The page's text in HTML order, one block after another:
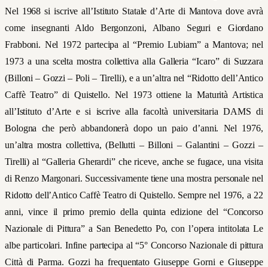
Nel 1968 si iscrive all’Istituto Statale d’Arte di Mantova dove avrà
come insegnanti Aldo Bergonzoni, Albano Seguri e Giordano
Frabboni. Nel 1972 partecipa al “Premio Lubiam” a Mantova; nel
1973 a una scelta mostra collettiva alla Galleria “Icaro” di Suzzara
(Billoni – Gozzi – Poli – Tirelli), e a un’altra nel “Ridotto dell’Antico
Caffè Teatro” di Quistello. Nel 1973 ottiene la Maturità Artistica
all’Istituto d’Arte e si iscrive alla facoltà universitaria DAMS di
Bologna che però abbandonerà dopo un paio d’anni. Nel 1976,
un’altra mostra collettiva, (Bellutti – Billoni – Galantini – Gozzi –
Tirelli) al “Galleria Gherardi” che riceve, anche se fugace, una visita
di Renzo Margonari. Successivamente tiene una mostra personale nel
Ridotto dell’Antico Caffè Teatro di Quistello. Sempre nel 1976, a 22
anni, vince il primo premio della quinta edizione del “Concorso
Nazionale di Pittura” a San Benedetto Po, con l’opera intitolata Le
albe particolari. Infine partecipa al “5° Concorso Nazionale di pittura
Città di Parma. Gozzi ha frequentato Giuseppe Gorni e Giuseppe